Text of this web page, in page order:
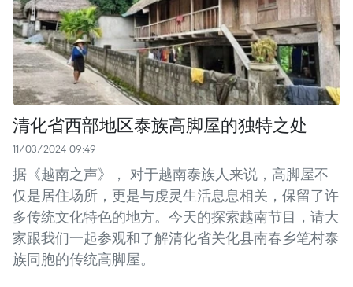
清化省西部地区泰族高脚屋的独特之处
11/03/2024 09:49
据《越南之声》， 对于越南泰族人来说，高脚屋不
仅是居住场所，更是与虔灵生活息息相关，保留了许
多传统文化特色的地方。今天的探索越南节目，请大
家跟我们一起参观和了解清化省关化县南春乡笔村泰
族同胞的传统高脚屋。